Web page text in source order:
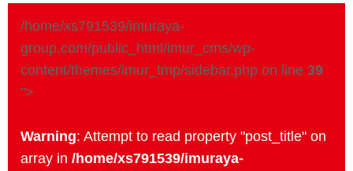
/home/xs791539/imuraya-
group.com/public_html/imur_cms/wp-
content/themes/imur_tmp/sidebar.php on line 39
">
Warning: Attempt to read property "post_title" on
array in /home/xs791539/imuraya-